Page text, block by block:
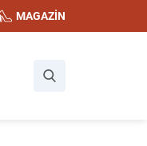
MAGAZİN